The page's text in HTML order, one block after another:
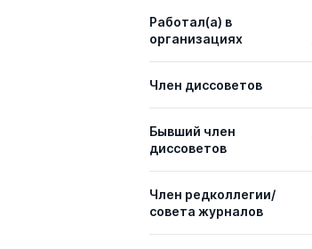
Работал(а) в
организациях
Член диссоветов
Бывший член
диссоветов
Член редколлегии/
совета журналов